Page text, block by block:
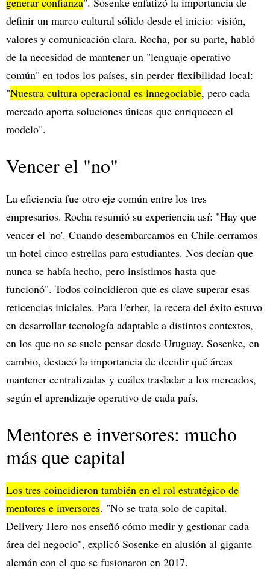
definir un marco cultural sólido desde el inicio: visión,
valores y comunicación clara. Rocha, por su parte, habló
de la necesidad de mantener un "lenguaje operativo
común" en todos los países, sin perder flexibilidad local:
"Nuestra cultura operacional es innegociable, pero cada
mercado aporta soluciones únicas que enriquecen el
modelo".
Vencer el "no"
La eficiencia fue otro eje común entre los tres
empresarios. Rocha resumió su experiencia así: "Hay que
vencer el 'no'. Cuando desembarcamos en Chile cerramos
un hotel cinco estrellas para estudiantes. Nos decían que
nunca se había hecho, pero insistimos hasta que
funcionó". Todos coincidieron que es clave superar esas
reticencias iniciales. Para Ferber, la receta del éxito estuvo
en desarrollar tecnología adaptable a distintos contextos,
en los que no se suele pensar desde Uruguay. Sosenke, en
cambio, destacó la importancia de decidir qué áreas
mantener centralizadas y cuáles trasladar a los mercados,
según el aprendizaje operativo de cada país.
Mentores e inversores: mucho
más que capital
Los tres coincidieron también en el rol estratégico de
mentores e inversores. "No se trata solo de capital.
Delivery Hero nos enseñó cómo medir y gestionar cada
área del negocio", explicó Sosenke en alusión al gigante
alemán con el que se fusionaron en 2017.